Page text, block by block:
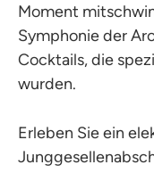
Moment
Symphonie der
Cocktails, die
wurden.
Erleben Sie ein